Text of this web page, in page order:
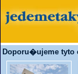
Doporu�ujeme tyto